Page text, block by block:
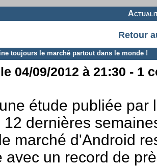
Retour
toujours le marché partout dans le monde !
04/09/2012 à 21:30 - 1
étude publiée par
12 dernières
marché d'Android
avec un record de